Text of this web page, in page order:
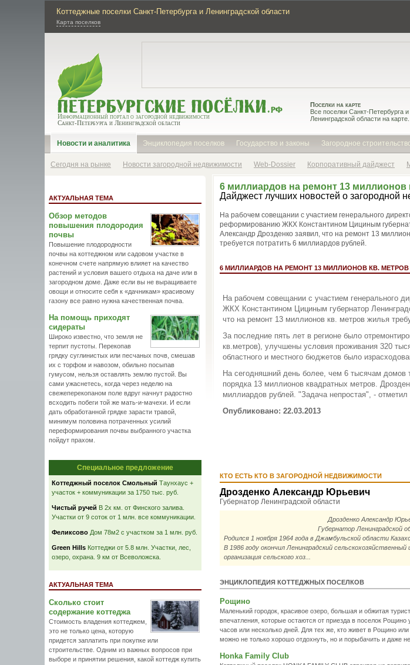
Коттеджные поселки Санкт-Петербурга и Ленинградской области
Карта поселков
Информационный портал о загородной недвижимости
Санкт-Петербурга и Ленинградской области
Поселки на карте
Все поселки Санкт-Петербурга и
Ленинградской области на карте.
Новости и аналитика Энциклопедия поселков Государство и законы Загородное
Сегодня на рынке Новости загородной недвижимости Web-Dossier Корпоративный дайджест
6 миллиардов на ремонт 13 миллионов
Дайджест лучших новостей о загородной
На рабочем совещании с участием генерального
реформированию ЖКХ Константином Цициным
Александр Дрозденко заявил, что на ремонт 13
требуется потратить 6 миллиардов рублей.
6 МИЛЛИАРДОВ НА РЕМОНТ 13 МИЛЛИОНОВ КВ. МЕТРОВ
На рабочем совещании с участием генерального
ЖКХ Константином Цициным губернатор
что на ремонт 13 миллионов кв. метров жилья
За последние пять лет в регионе было
кв.метров), улучшены условия проживания 320
областного и местного бюджетов было
На сегодняшний день более, чем 6 тысячам домов
порядка 13 миллионов квадратных метров.
миллиардов рублей. "Задача непростая", - отметил
Опубликовано: 22.03.2013
КТО ЕСТЬ КТО В ЗАГОРОДНОЙ НЕДВИЖИМОСТИ
Дрозденко Александр Юрьевич
Губернатор Ленинградской области
Дрозденко Александр
Губернатор Ленинградской
Родился 1 ноября 1964 года в Джамбульской области
В 1986 году окончил Ленинградский
организация сельского хоз...
ЭНЦИКЛОПЕДИЯ КОТТЕДЖНЫХ ПОСЕЛКОВ
Рощино
Маленький городок, красивое озеро, большая и обжитая
впечатления, которые остаются от приезда в поселок Рощино
часов или несколько дней. Для тех же, кто живет в Рощино
можно не только хорошо отдохнуть, но и порыбачить и даже
Honka Family Club
АКТУАЛЬНАЯ ТЕМА
Обзор методов
повышения плодородия
почвы
Повышение плодородности
почвы на коттеджном или садовом участке в
конечном счете напрямую влияет на качество
растений и условия вашего отдыха на даче или в
загородном доме. Даже если вы не выращиваете
овощи и относите себя к «дачникам» красивому
газону все равно нужна качественная почва.
На помощь приходят
сидераты
Широко известно, что земля не
терпит пустоты. Перекопав
грядку суглинистых или песчаных почв, смешав
их с торфом и навозом, обильно посыпав
гумусом, нельзя оставлять землю пустой. Вы
сами ужаснетесь, когда через неделю на
свежеперекопаном поле вдруг начнут радостно
всходить побеги той же мать-и-мачехи. И если
дать обработанной грядке зарасти травой,
минимум половина потраченных усилий
переформирования почвы выбранного участка
пойдут прахом.
Специальное предложение
Коттеджный поселок Смольный Таунхаус +
участок + коммуникации за 1750 тыс. руб.
Чистый ручей В 2х км. от Финского залива.
Участки от 9 соток от 1 млн. все коммуникации.
Феликсово Дом 78м2 с участком за 1 млн. руб.
Green Hills Коттеджи от 5.8 млн. Участки, лес,
озеро, охрана. 9 км от Всеволожска.
АКТУАЛЬНАЯ ТЕМА
Сколько стоит
содержание коттеджа
Стоимость владения коттеджем,
это не только цена, которую
придется заплатить при покупке или
строительстве. Одним из важных вопросов при
выборе и принятии решения, какой коттедж купить